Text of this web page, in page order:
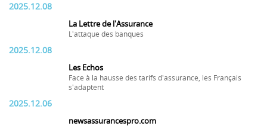
2025.12.08
La Lettre de l'Assurance
L'attaque des banques
2025.12.08
Les Echos
Face à la hausse des tarifs d'assurance, les Français
s'adaptent
2025.12.06
newsassurancespro.com